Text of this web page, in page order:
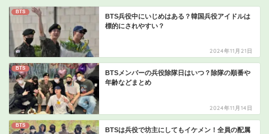
BTS
BTS兵役中にいじめはある？韓国兵役アイドルは
標的にされやすい？
2024年11月21日
BTS
BTSメンバーの兵役除隊日はいつ？除隊の順番や
年齢などまとめ
2024年11月14日
BTS
BTSは兵役で坊主にしてもイケメン！全員の配属